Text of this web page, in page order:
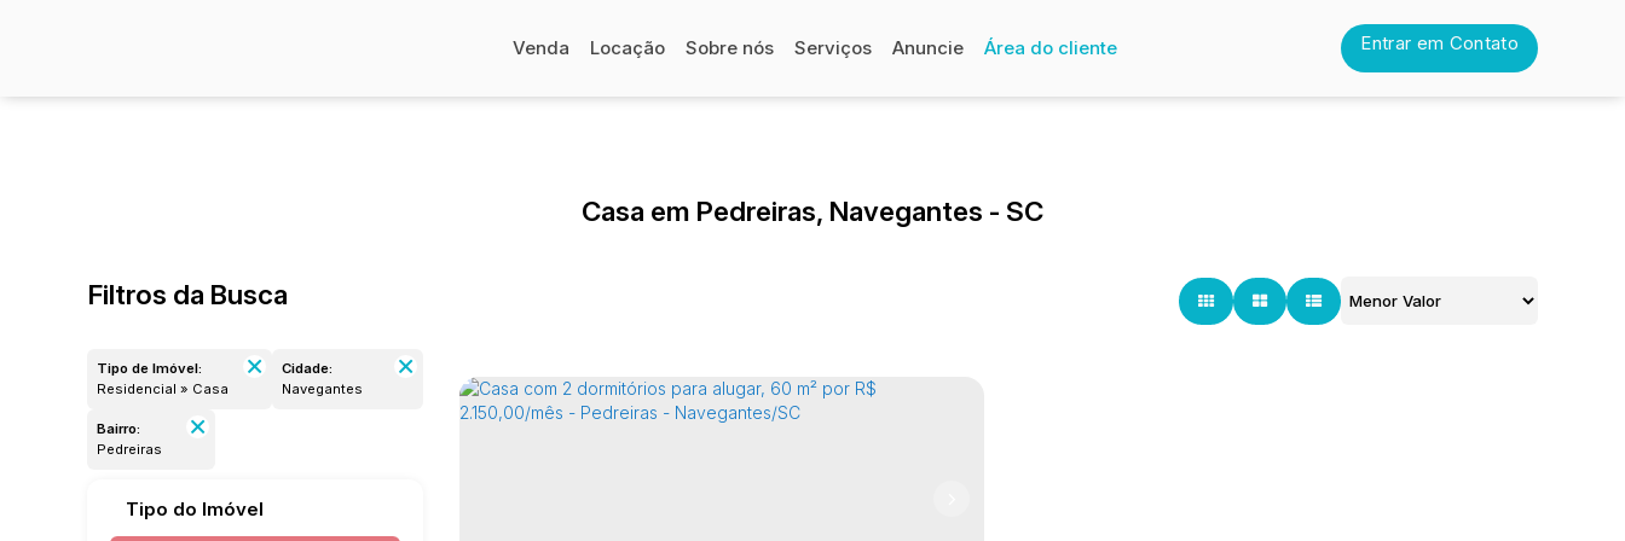
Entrar em Contato
Área do cliente
Anuncie
Serviços
Sobre nós
Locação
Venda
Casa em Pedreiras, Navegantes - SC
Filtros da Busca
Tipo de Imóvel:
Residencial » Casa
Cidade:
Navegantes
Bairro:
Pedreiras
Tipo do Imóvel